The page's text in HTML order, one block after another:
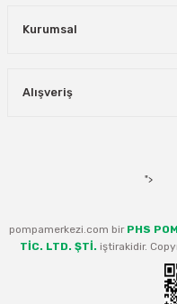
Kurumsal
Alışveriş
">
pompamerkezi.com bir PHS
TİC. LTD. ŞTİ. iştirakidir.